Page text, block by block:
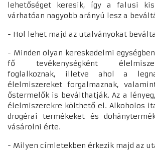
lehetőséget keresik, így a falusi
várhatóan nagyobb arányú lesz a
- Hol lehet majd az utalványokat
- Minden olyan kereskedelmi
fő tevékenységként élelmiszer-
foglalkoznak, illetve ahol a
élelmiszereket forgalmaznak,
őstermelők is beválthatják. Az a
élelmiszerekre költhető el. Alkoholos
drogérai termékeket és
vásárolni érte.
- Milyen címletekben érkezik majd az